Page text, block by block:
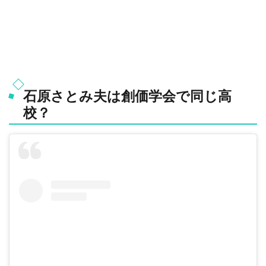
石原さとみ夫は創価学会で同じ高
校？